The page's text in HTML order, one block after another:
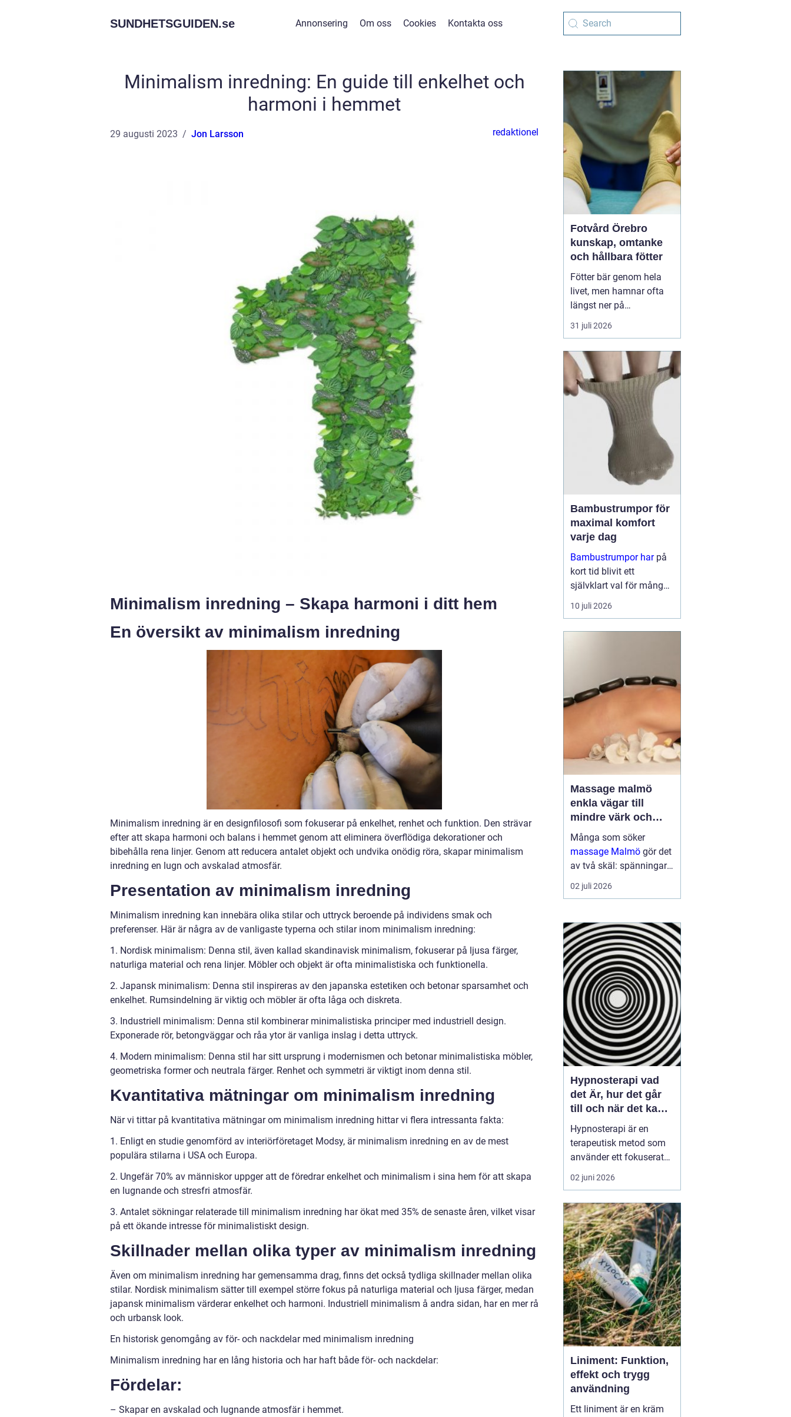
SUNDHETSGUIDEN.se Annonsering Om oss Cookies Kontakta oss
Minimalism inredning: En guide till enkelhet och
harmoni i hemmet
29 augusti 2023 Jon Larsson redaktionel
Minimalism inredning – Skapa harmoni i ditt hem
En översikt av minimalism inredning
Minimalism inredning är en designfilosofi som fokuserar på enkelhet, renhet och funktion. Den strävar
efter att skapa harmoni och balans i hemmet genom att eliminera överflödiga dekorationer och
bibehålla rena linjer. Genom att reducera antalet objekt och undvika onödig röra, skapar minimalism
inredning en lugn och avskalad atmosfär.
Presentation av minimalism inredning
Minimalism inredning kan innebära olika stilar och uttryck beroende på individens smak och
preferenser. Här är några av de vanligaste typerna och stilar inom minimalism inredning:
1. Nordisk minimalism: Denna stil, även kallad skandinavisk minimalism, fokuserar på ljusa färger,
naturliga material och rena linjer. Möbler och objekt är ofta minimalistiska och funktionella.
2. Japansk minimalism: Denna stil inspireras av den japanska estetiken och betonar sparsamhet och
enkelhet. Rumsindelning är viktig och möbler är ofta låga och diskreta.
3. Industriell minimalism: Denna stil kombinerar minimalistiska principer med industriell design.
Exponerade rör, betongväggar och råa ytor är vanliga inslag i detta uttryck.
4. Modern minimalism: Denna stil har sitt ursprung i modernismen och betonar minimalistiska möbler,
geometriska former och neutrala färger. Renhet och symmetri är viktigt inom denna stil.
Kvantitativa mätningar om minimalism inredning
När vi tittar på kvantitativa mätningar om minimalism inredning hittar vi flera intressanta fakta:
1. Enligt en studie genomförd av interiörföretaget Modsy, är minimalism inredning en av de mest
populära stilarna i USA och Europa.
2. Ungefär 70% av människor uppger att de föredrar enkelhet och minimalism i sina hem för att skapa
en lugnande och stresfri atmosfär.
3. Antalet sökningar relaterade till minimalism inredning har ökat med 35% de senaste åren, vilket visar
på ett ökande intresse för minimalistiskt design.
Skillnader mellan olika typer av minimalism inredning
Även om minimalism inredning har gemensamma drag, finns det också tydliga skillnader mellan olika
stilar. Nordisk minimalism sätter till exempel större fokus på naturliga material och ljusa färger, medan
japansk minimalism värderar enkelhet och harmoni. Industriell minimalism å andra sidan, har en mer rå
och urbansk look.
En historisk genomgång av för- och nackdelar med minimalism inredning
Minimalism inredning har en lång historia och har haft både för- och nackdelar:
Fördelar:
– Skapar en avskalad och lugnande atmosfär i hemmet.
Fotvård Örebro
kunskap, omtanke
och hållbara fötter
Fötter bär genom hela
livet, men hamnar ofta
längst ner på
prioriteringslistan.
Många söker hjälp först
påverkar vardagen.
Samtidigt visar
erfarenhet från
fotvårdskliniker i och
omkring Örebro att
regelbunden fotvård kan
förebygga e...
31 juli 2026
Bambustrumpor för
maximal komfort
varje dag
Bambustrumpor harpå
kort tid blivit ett
självklart val för många
som vill kombinera
komfort, funktion och
10 juli 2026
Massage malmö
enkla vägar till
mindre värk och
mer energi
Många som söker
massage Malmö gör det
av två skäl: spänningar
och smärta har blivit för
mycket, eller behovet av
sig starkare än
vardagens tempo.
Samtidigt kan utbudet
kän...
02 juli 2026
Hypnosterapi vad
det Är, hur det går
till och när det kan
hjälpa
Hypnosterapi är en
terapeutisk metod som
använder ett fokuserat
och avslappnat
sinnestillstånd för att
undermedvetna. Genom
att kombinera
samtalsterapi med
hypnos kan människor
förändra reaktioner,
känslor och beteenden
som läng...
02 juni 2026
Liniment: Funktion,
effekt och trygg
användning
Ett liniment är en kräm